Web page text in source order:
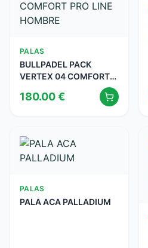
PALAS
BULLPADEL PACK
VERTEX 04 COMFORT
180.00€
PALAS
PALA ACA PALLADIUM